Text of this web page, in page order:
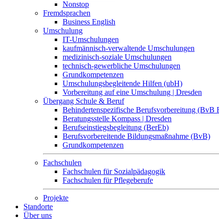
Nonstop
Fremdsprachen
Business English
Umschulung
IT-Umschulungen
kaufmännisch-verwaltende Umschulungen
medizinisch-soziale Umschulungen
technisch-gewerbliche Umschulungen
Grundkompetenzen
Umschulungsbegleitende Hilfen (ubH)
Vorbereitung auf eine Umschulung | Dresden
Übergang Schule & Beruf
Behindertenspezifische Berufsvorbereitung (BvB
Beratungsstelle Kompass | Dresden
Berufseinstiegsbegleitung (BerEb)
Berufsvorbereitende Bildungsmaßnahme (BvB)
Grundkompetenzen
Fachschulen
Fachschulen für Sozialpädagogik
Fachschulen für Pflegeberufe
Projekte
Standorte
Über uns